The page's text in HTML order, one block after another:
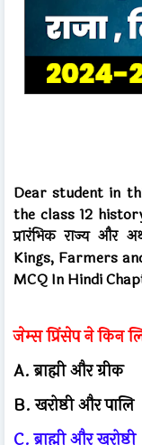
Dear student in
the class 12
प्रारंभिक राज्य और
Kings, Farmers
MCQ In Hindi
जेम्स प्रिंसेप ने किन
A. ब्राह्मी और ग्रीक
B. खरोष्ठी और पालि
C. ब्राह्मी और खरोष्ठी